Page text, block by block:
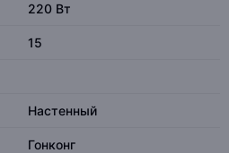
220 Вт
15
Настенный
Гонконг